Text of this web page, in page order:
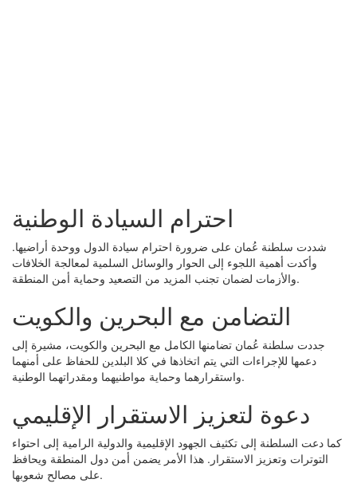
احترام السيادة الوطنية
شددت سلطنة عُمان على ضرورة احترام سيادة الدول ووحدة أراضيها.
وأكدت أهمية اللجوء إلى الحوار والوسائل السلمية لمعالجة الخلافات
والأزمات لضمان تجنب المزيد من التصعيد وحماية أمن المنطقة.
التضامن مع البحرين والكويت
جددت سلطنة عُمان تضامنها الكامل مع البحرين والكويت، مشيرة إلى
دعمها للإجراءات التي يتم اتخاذها في كلا البلدين للحفاظ على أمنهما
واستقرارهما وحماية مواطنيهما ومقدراتهما الوطنية.
دعوة لتعزيز الاستقرار الإقليمي
كما دعت السلطنة إلى تكثيف الجهود الإقليمية والدولية الرامية إلى احتواء
التوترات وتعزيز الاستقرار. هذا الأمر يضمن أمن دول المنطقة ويحافظ
على مصالح شعوبها.